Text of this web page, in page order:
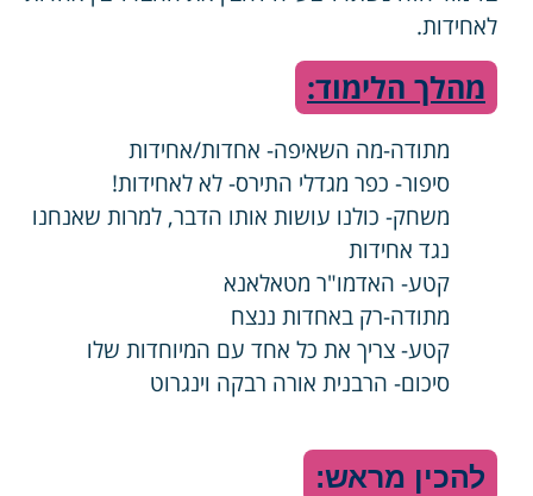
לאחידות.
מהלך הלימוד:
מתודה-מה השאיפה- אחדות/אחידות
סיפור- כפר מגדלי התירס- לא לאחידות!
משחק- כולנו עושות אותו הדבר, למרות שאנחנו
נגד אחידות
קטע- האדמו"ר מטאלאנא
מתודה-רק באחדות ננצח
קטע- צריך את כל אחד עם המיוחדות שלו
סיכום- הרבנית אורה רבקה וינגרוט
להכין מראש: